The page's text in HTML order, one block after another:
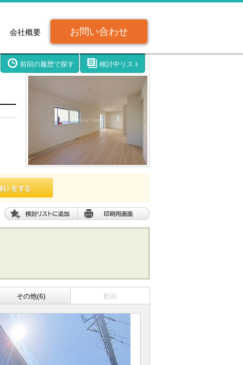
会社概要 お問い合わせ
前回の履歴で探す 検討中リスト
その他(6) 動画